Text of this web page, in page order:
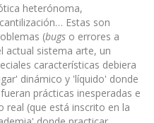
heterónoma,
Estas son
(bugs o errores a
actual sistema arte, un
características debiera
dinámico y 'líquido' donde
prácticas inesperadas e
real (que está inscrito en la